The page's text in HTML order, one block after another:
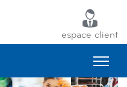
espace client